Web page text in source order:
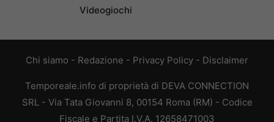
Videogiochi
Chi siamo - Redazione - Privacy Policy - Disclaimer
Temporeale.info di proprietà di DEVA CONNECTION
SRL - Via Tata Giovanni 8, 00154 Roma (RM) - Codice
Fiscale e Partita I.V.A. 12658471003